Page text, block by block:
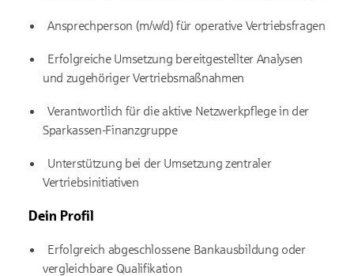
Ansprechperson (m/w/d) für operative Vertriebsfragen
Erfolgreiche Umsetzung bereitgestellter Analysen
und zugehöriger Vertriebsmaßnahmen
Verantwortlich für die aktive Netzwerkpflege in der
Sparkassen-Finanzgruppe
Unterstützung bei der Umsetzung zentraler
Vertriebsinitiativen
Dein Profil
Erfolgreich abgeschlossene Bankausbildung oder
vergleichbare Qualifikation